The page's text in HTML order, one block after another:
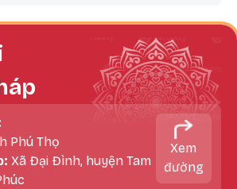
Phú Thọ
Xã Đại Đình, huyện Tam
Xem
đường